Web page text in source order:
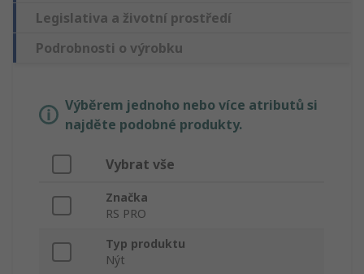
Legislativa a životní prostředí
Podrobnosti o výrobku
Výběrem jednoho nebo více atributů si
najděte podobné produkty.
Vybrat vše
Značka
RS PRO
Typ produktu
Nýt